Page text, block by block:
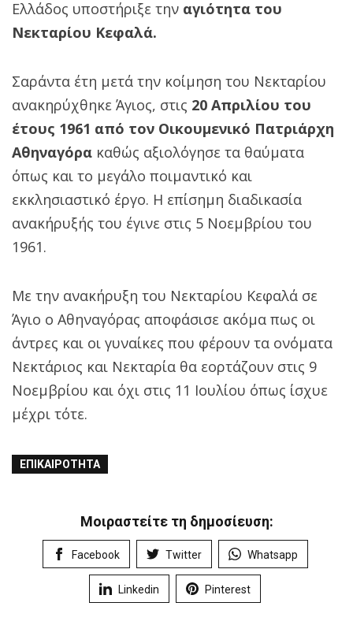
Ελλάδος υποστήριξε την αγιότητα του
Νεκταρίου Κεφαλά.
Σαράντα έτη μετά την κοίμηση του Νεκταρίου
ανακηρύχθηκε Άγιος, στις 20 Απριλίου του
έτους 1961 από τον Οικουμενικό Πατριάρχη
Αθηναγόρα καθώς αξιολόγησε τα θαύματα
όπως και το μεγάλο ποιμαντικό και
εκκλησιαστικό έργο. Η επίσημη διαδικασία
ανακήρυξής του έγινε στις 5 Νοεμβρίου του
1961.
Με την ανακήρυξη του Νεκταρίου Κεφαλά σε
Άγιο ο Αθηναγόρας αποφάσισε ακόμα πως οι
άντρες και οι γυναίκες που φέρουν τα ονόματα
Νεκτάριος και Νεκταρία θα εορτάζουν στις 9
Νοεμβρίου και όχι στις 11 Ιουλίου όπως ίσχυε
μέχρι τότε.
ΕΠΙΚΑΙΡΌΤΗΤΑ
Μοιραστείτε τη δημοσίευση:
Facebook Twitter Whatsapp
Linkedin Pinterest